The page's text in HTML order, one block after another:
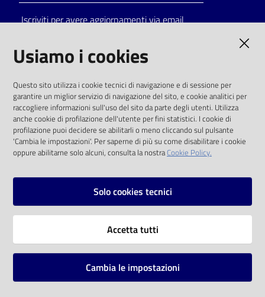
Catalogo
on line
Eventi
Chiedi al
bibliotecario
Iscriviti per avere aggiornamenti via email
solo alle condizioni previste dalla direttiva
comunitaria 2003/98/CE e dal d.lgs. 36/2006
SOCIAL
Instagram
Vai alla pagina
Mappa del sito
Usiamo i cookies
Questo sito utilizza i cookie tecnici di navigazione e di sessione per
garantire un miglior servizio di navigazione del sito, e cookie analitici per
raccogliere informazioni sull'uso del sito da parte degli utenti. Utilizza
anche cookie di profilazione dell'utente per fini statistici. I cookie di
profilazione puoi decidere se abilitarli o meno cliccando sul pulsante
'Cambia le impostazioni'. Per saperne di più su come disabilitare i cookie
oppure abilitarne solo alcuni, consulta la nostraCookie Policy.
Solo cookies tecnici
Accetta tutti
Cambia le impostazioni